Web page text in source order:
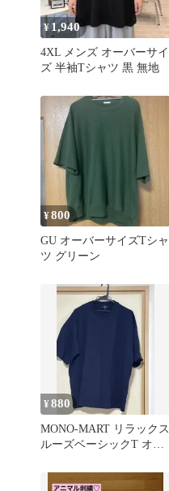
¥ 1,940
4XL メンズ オーバーサイ
ズ 半袖Tシャツ 黒 無地
¥800
GU オーバーサイズTシャ
ツ グリーン
¥880
MONO-MART リラックス
ルーズベーシックT オー